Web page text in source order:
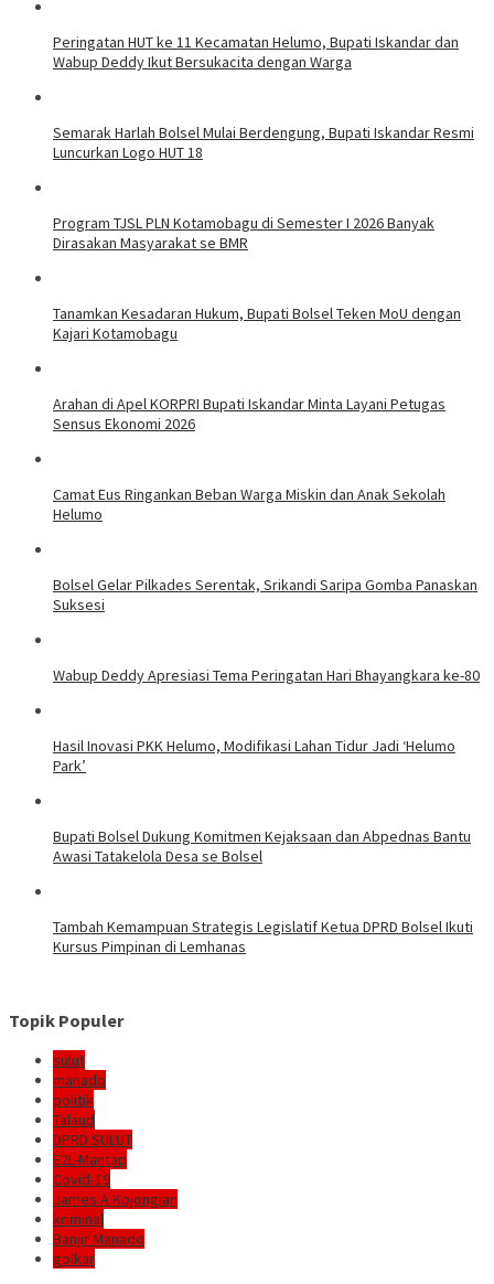
Peringatan HUT ke 11 Kecamatan Helumo, Bupati Iskandar dan
Wabup Deddy Ikut Bersukacita dengan Warga
Semarak Harlah Bolsel Mulai Berdengung, Bupati Iskandar Resmi
Luncurkan Logo HUT 18
Program TJSL PLN Kotamobagu di Semester I 2026 Banyak
Dirasakan Masyarakat se BMR
Tanamkan Kesadaran Hukum, Bupati Bolsel Teken MoU dengan
Kajari Kotamobagu
Arahan di Apel KORPRI Bupati Iskandar Minta Layani Petugas
Sensus Ekonomi 2026
Camat Eus Ringankan Beban Warga Miskin dan Anak Sekolah
Helumo
Bolsel Gelar Pilkades Serentak, Srikandi Saripa Gomba Panaskan
Suksesi
Wabup Deddy Apresiasi Tema Peringatan Hari Bhayangkara ke-80
Hasil Inovasi PKK Helumo, Modifikasi Lahan Tidur Jadi ‘Helumo
Park’
Bupati Bolsel Dukung Komitmen Kejaksaan dan Abpednas Bantu
Awasi Tatakelola Desa se Bolsel
Tambah Kemampuan Strategis Legislatif Ketua DPRD Bolsel Ikuti
Kursus Pimpinan di Lemhanas
Topik Populer
sulut
manado
politik
Talaud
DPRD SULUT
E2L-Mantap
Covid-19
James A Kojongian
kriminal
Banjir Manado
golkar